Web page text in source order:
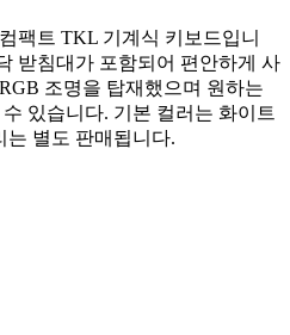
팩트 TKL 기계식 키보드입니
받침대가 포함되어 편안하게 사
조명을 탑재했으며 원하는
있습니다. 기본 컬러는 화이트
는 별도 판매됩니다.